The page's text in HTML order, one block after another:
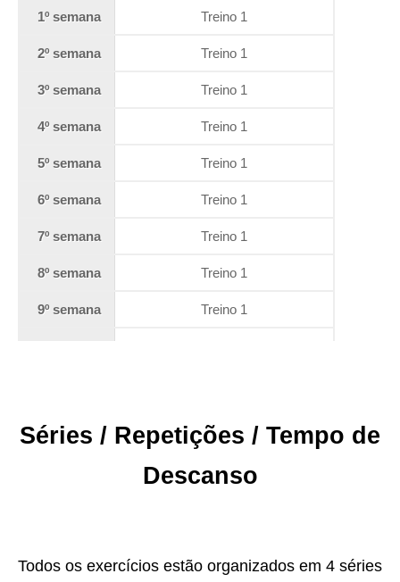
1º semana Treino 1
2º semana Treino 1
3º semana Treino 1
4º semana Treino 1
5º semana Treino 1
6º semana Treino 1
7º semana Treino 1
8º semana Treino 1
9º semana Treino 1
Séries / Repetições / Tempo de
Descanso
Todos os exercícios estão organizados em 4 séries